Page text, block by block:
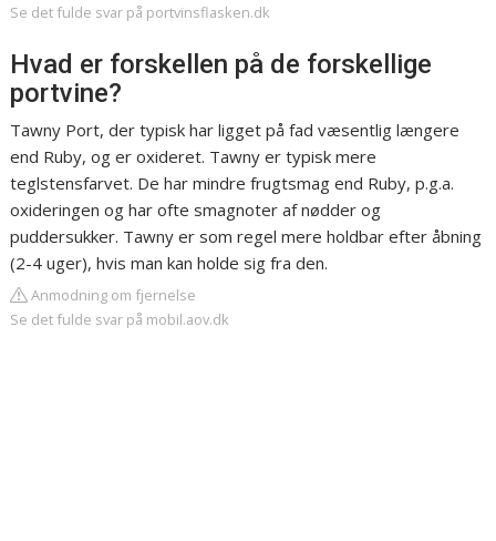
Se det fulde svar på portvinsflasken.dk
Hvad er forskellen på de forskellige
portvine?
Tawny Port, der typisk har ligget på fad væsentlig længere
end Ruby, og er oxideret. Tawny er typisk mere
teglstensfarvet. De har mindre frugtsmag end Ruby, p.g.a.
oxideringen og har ofte smagnoter af nødder og
puddersukker. Tawny er som regel mere holdbar efter åbning
(2-4 uger), hvis man kan holde sig fra den.
Anmodning om fjernelse
Se det fulde svar på mobil.aov.dk